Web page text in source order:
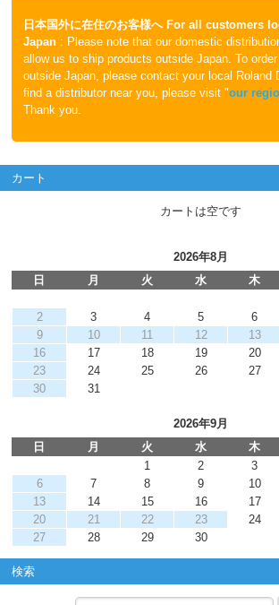
日本国外に在住のお客様へ For all customers
Japan : Please note that our domestic
allow us to ship products outside Japan. To
outside Japan, please contact your local Roland
find a distributor near you, please visit "our
Thank you.
カート
カートは空です
2026年8月
日
月 火 水 木
2
3 4 5 6
9
10 11 12 13
16
17 18 19 20
23
24 25 26 27
30
31
2026年9月
日
月 火 水 木
1
2 3
6
7 8 9 10
13
14 15 16 17
20
21 22 23 24
27
28 29 30
検索